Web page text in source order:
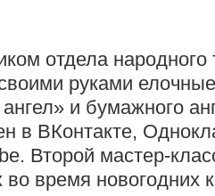
отдела
руками
и бумажного
в ВКонтакте,
Второй мастер-
время новогодних